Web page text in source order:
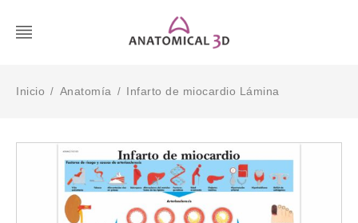
Inicio / Anatomía / Infarto de miocardio Lámina